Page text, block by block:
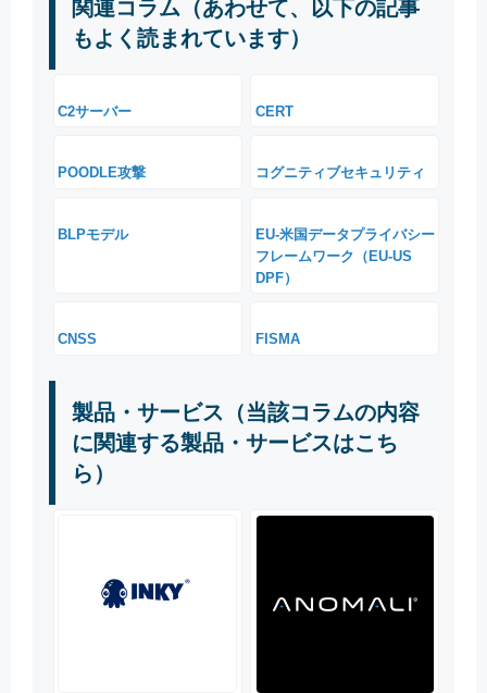
関連コラム（あわせて、以下の記事
もよく読まれています）
C2サーバー CERT
POODLE攻撃 コグニティブセキュリティ
BLPモデル
EU-米国データプライバシー
フレームワーク（EU-US
DPF）
CNSS FISMA
製品・サービス（当該コラムの内容
に関連する製品・サービスはこち
ら）